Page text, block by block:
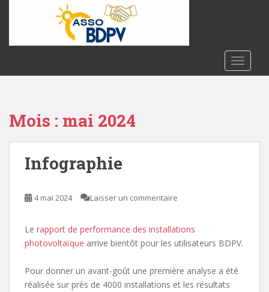
o
Mois : mai 2024
Infographie
4 mai 2024 Laisser un commentaire
Le rapport de performance des installations
photovoltaïque arrive bientôt pour les utilisateurs BDPV.
Pour donner un avant-goût une première analyse a été
réalisée sur près de 4000 installations et les résultats